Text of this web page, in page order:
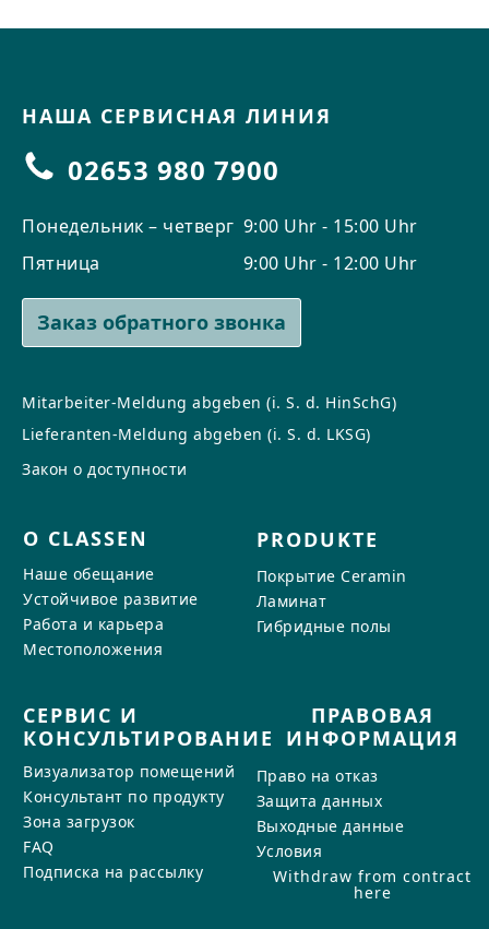
НАША СЕРВИСНАЯ ЛИНИЯ
02653 980 7900
Понедельник – четверг
Пятница
9:00 Uhr - 15:00 Uhr
9:00 Uhr - 12:00 Uhr
Заказ обратного звонка
Mitarbeiter-Meldung abgeben (i. S. d. HinSchG)
Lieferanten-Meldung abgeben (i. S. d. LKSG)
Закон о доступности
О CLASSEN
Наше обещание
Устойчивое развитие
Работа и карьера
Местоположения
PRODUKTE
Покрытие Ceramin
Ламинат
Гибридные полы
СЕРВИС И
КОНСУЛЬТИРОВАНИЕ
Визуализатор помещений
Консультант по продукту
Зона загрузок
FAQ
Подписка на рассылку
ПРАВОВАЯ
ИНФОРМАЦИЯ
Право на отказ
Защита данных
Выходные данные
Условия
Withdraw from contract
here